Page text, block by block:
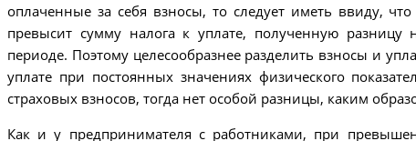
оплаченные за себя взносы, то следует иметь ввиду,
превысит сумму налога к уплате, полученную разницу
периоде. Поэтому целесообразнее разделить взносы и
уплате при постоянных значениях физического
страховых взносов, тогда нет особой разницы, каким
Как и у предпринимателя с работниками, при